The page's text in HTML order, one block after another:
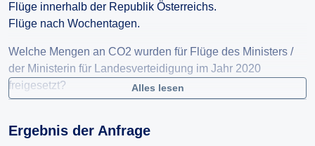
Flüge innerhalb der Republik Österreichs.
Flüge nach Wochentagen.
Welche Mengen an CO2 wurden für Flüge des Ministers /
der Ministerin für Landesverteidigung im Jahr 2020
freigesetzt?
Ministerin für Landesverteidigung im Jahr 2020 Passagier?
Alles lesen
Ergebnis der Anfrage